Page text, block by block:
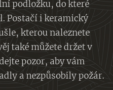
podložku, do které
Postačí i keramický
kterou naleznete
také můžete držet v
pozor, aby vám
a nezpůsobily požár.